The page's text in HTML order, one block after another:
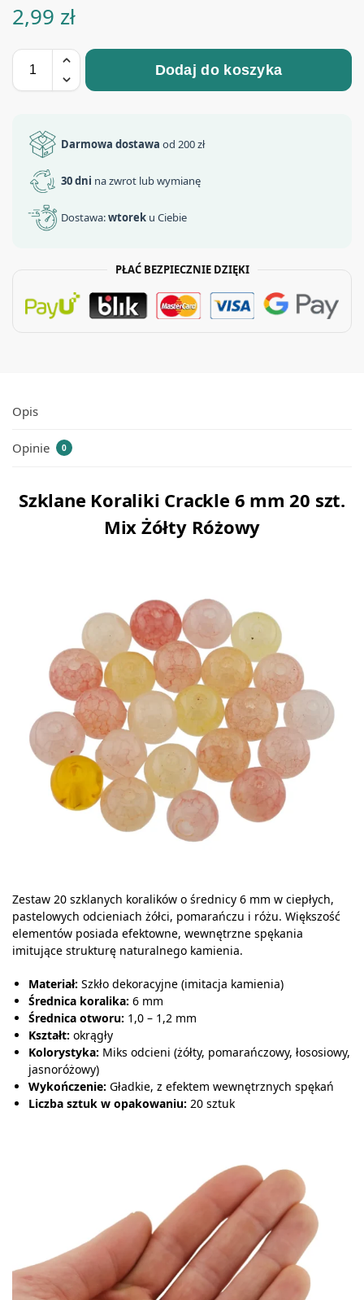
2,99 zł
Dodaj do koszyka
Darmowa dostawa od 200 zł
30 dni na zwrot lub wymianę
Dostawa:wtorek u Ciebie
PŁAĆ BEZPIECZNIE DZIĘKI
Opis
Opinie 0
Szklane Koraliki Crackle 6 mm 20 szt.
Mix Żółty Różowy
Zestaw 20 szklanych koralików o średnicy 6 mm w ciepłych,
pastelowych odcieniach żółci, pomarańczu i różu. Większość
elementów posiada efektowne, wewnętrzne spękania
imitujące strukturę naturalnego kamienia.
Materiał: Szkło dekoracyjne (imitacja kamienia)
Średnica koralika: 6 mm
Średnica otworu: 1,0 – 1,2 mm
Kształt: okrągły
Kolorystyka: Miks odcieni (żółty, pomarańczowy, łososiowy,
jasnoróżowy)
Wykończenie: Gładkie, z efektem wewnętrznych spękań
Liczba sztuk w opakowaniu: 20 sztuk